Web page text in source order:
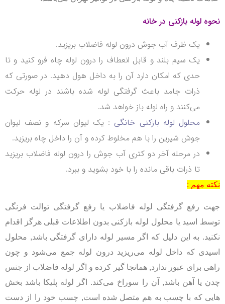
نحوه لوله بازکنی در خانه
یک ظرف آب جوش درون لوله فاضلاب بریزید.
یک سیم بلند و قابل انعطاف را درون لوله چاه فرو کنید و تا
حدی که امکان دارد آن را به داخل هول دهید. در صورتی که
ذرات جامد باعث گرفتگی لوله شده باشند در لوله حرکت
می‌کنند و راه لوله باز خواهد شد.
محلول لوله بازکنی خانگی : یک لیوان سرکه و نصف لیوان
جوش شیرین را با هم مخلوط کرده و آن را داخل چاه بریزید.
در مرحله آخر دو کتری آب جوش را درون لوله فاضلاب بریزید
تا ذرات باقی مانده را با خود بشوید و ببرد.
نکته مهم :
جهت رفع گرفتگی لوله فاضلاب یا رفع گرفتگی توالت فرنگی
توسط اسید یا محلول لوله بازکنی بدون اطلاعات قبلی هرگز اقدام
نکنید. به این دلیل که اگر مسیر لوله دارای گرفتگی باشد, محلول
اسیدی که داخل لوله می‌ریزید درون لوله جمع می‌شود و چون
راهی برای عبور ندارد, همانجا گیر کرده و اگر لوله فاضلاب از جنس
چدن یا آهن باشد, آن را سوراخ می‌کند. اگر لوله پلیکا باشد بخش
هایی که با چسب به هم متصل شده است, چسب خود را از دست